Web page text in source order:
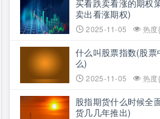
买看跌卖看涨的期权
卖出看涨期权)
2025-11-05 热度
什么叫股票指数(股票
么)
2025-11-05 热度
股指期货什么时候全
货几几年推出)